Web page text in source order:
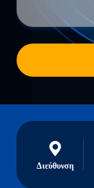
Διεύθυνση